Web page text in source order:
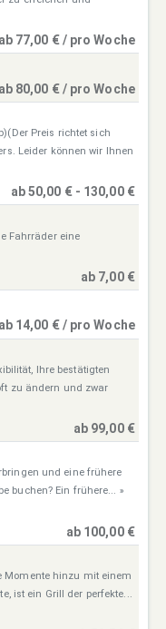
ab 77,00 € / pro Woche
ab 80,00 € / pro Woche
Preis richtet sich
Leider können wir Ihnen
ab 50,00 € - 130,00 €
Fahrräder eine
ab 7,00 €
ab 14,00 € / pro Woche
Ihre bestätigten
zu ändern und zwar
ab 99,00 €
und eine frühere
buchen? Ein frühere... »
ab 100,00 €
Momente hinzu mit einem
ist ein Grill der perfekte...